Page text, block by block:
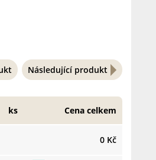
Následující produkt
0 Kč
ks Cena celkem